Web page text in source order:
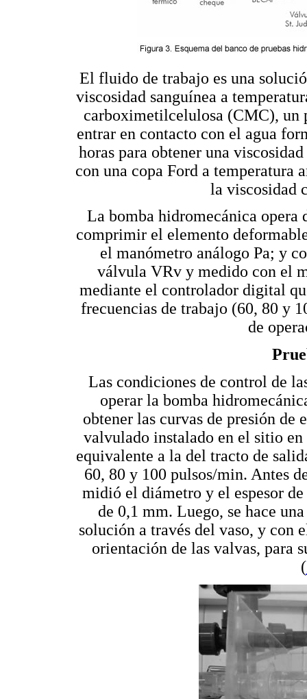
El fluido de trabajo es una
viscosidad sanguínea a
carboximetilcelulosa (CMC), un
entrar en contacto con el agua
horas para obtener una
con una copa Ford a temperatura
la viscosidad
La bomba hidromecánica opera
comprimir el elemento
el manómetro análogo Pa; y
válvula VRv y medido con el
mediante el controlador digital
frecuencias de trabajo (60, 80 y
de
Las condiciones de control de
operar la bomba
obtener las curvas de presión
valvulado instalado en el sitio
equivalente a la del tracto de
60, 80 y 100 pulsos/min. Antes
midió el diámetro y el espesor
de 0,1 mm. Luego, se hace
solución a través del vaso, y con
orientación de las valvas, para
(